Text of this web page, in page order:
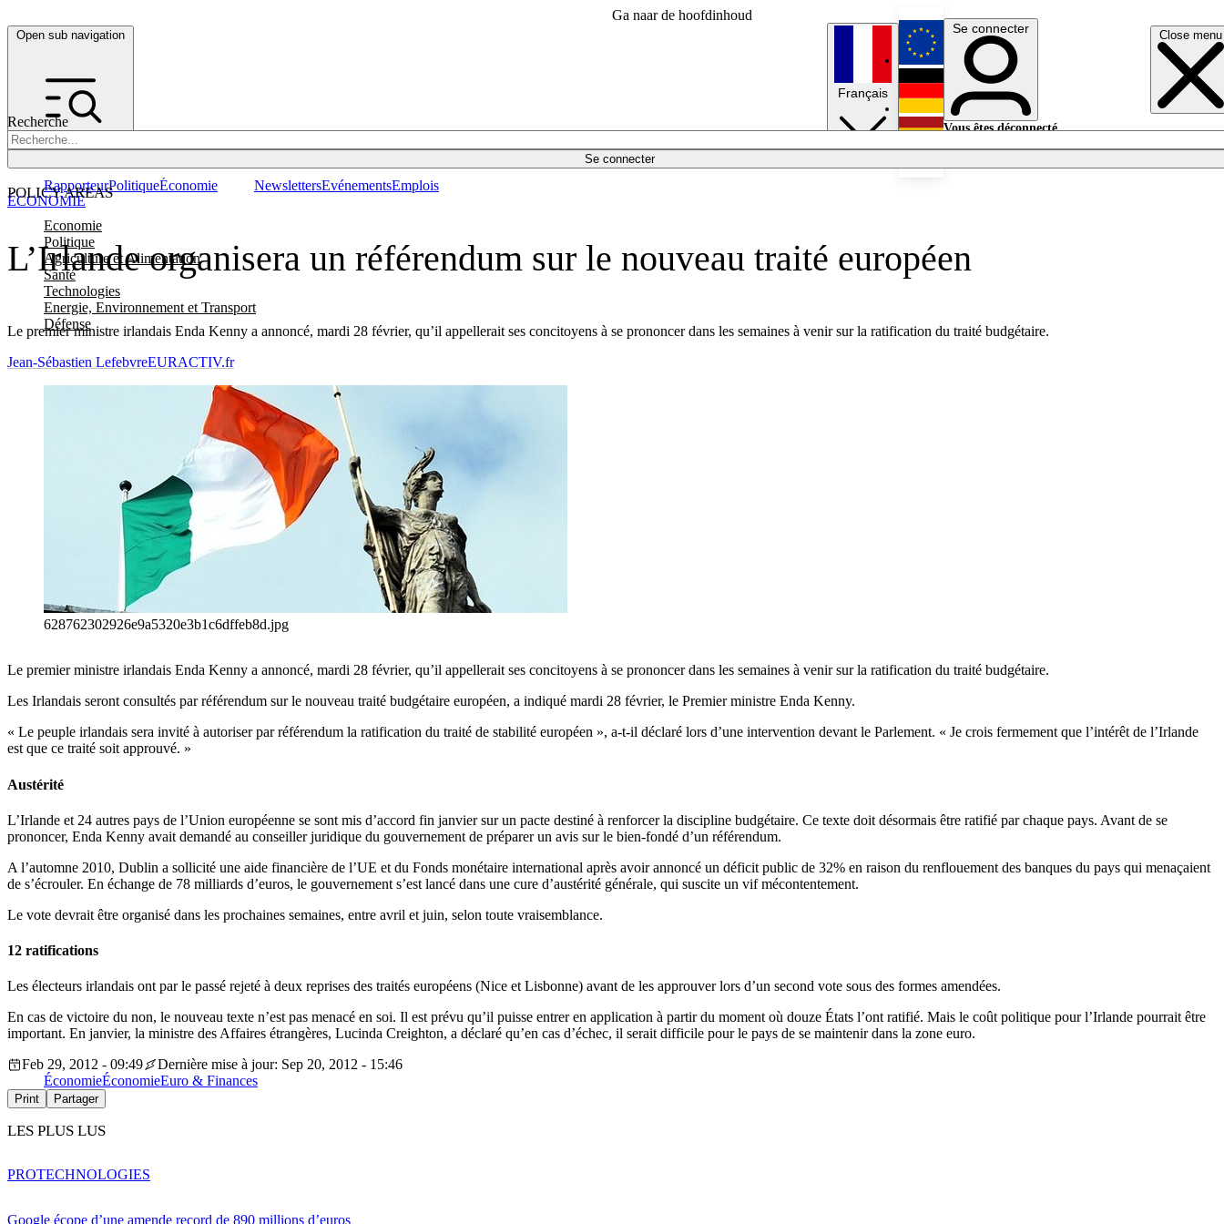
Ga naar de hoofdinhoud
Open sub navigation Close menu
Recherche
Se connecter
POLICY AREAS
Economie
Politique
Agriculture et Alimentation
Santé
Technologies
Energie, Environnement et Transport
Défense
RapporteurPolitiqueÉconomie NewslettersEvénementsEmplois
Français
English
Deutsch
Se connecter
Vous êtes déconnecté.
L’Irlande organisera un référendum sur le nouveau traité européen
Le premier ministre irlandais Enda Kenny a annoncé, mardi 28 février, qu’il appellerait ses concitoyens à se prononcer dans les semaines à venir sur la ratification du traité budgétaire.
ÉCONOMIE
Jean-Sébastien LefebvreEURACTIV.fr
628762302926e9a5320e3b1c6dffeb8d.jpg
Le premier ministre irlandais Enda Kenny a annoncé, mardi 28 février, qu’il appellerait ses concitoyens à se prononcer dans les semaines à venir sur la ratification du traité budgétaire.
Les Irlandais seront consultés par référendum sur le nouveau traité budgétaire européen, a indiqué mardi 28 février, le Premier ministre Enda Kenny.
« Le peuple irlandais sera invité à autoriser par référendum la ratification du traité de stabilité européen », a-t-il déclaré lors d’une intervention devant le Parlement. « Je crois fermement que l’intérêt de l’Irlande
est que ce traité soit approuvé. »
Austérité
L’Irlande et 24 autres pays de l’Union européenne se sont mis d’accord fin janvier sur un pacte destiné à renforcer la discipline budgétaire. Ce texte doit désormais être ratifié par chaque pays. Avant de se
prononcer, Enda Kenny avait demandé au conseiller juridique du gouvernement de préparer un avis sur le bien-fondé d’un référendum.
A l’automne 2010, Dublin a sollicité une aide financière de l’UE et du Fonds monétaire international après avoir annoncé un déficit public de 32% en raison du renflouement des banques du pays qui menaçaient
de s’écrouler. En échange de 78 milliards d’euros, le gouvernement s’est lancé dans une cure d’austérité générale, qui suscite un vif mécontentement.
Le vote devrait être organisé dans les prochaines semaines, entre avril et juin, selon toute vraisemblance.
12 ratifications
Les électeurs irlandais ont par le passé rejeté à deux reprises des traités européens (Nice et Lisbonne) avant de les approuver lors d’un second vote sous des formes amendées.
En cas de victoire du non, le nouveau texte n’est pas menacé en soi. Il est prévu qu’il puisse entrer en application à partir du moment où douze États l’ont ratifié. Mais le coût politique pour l’Irlande pourrait être
important. En janvier, la ministre des Affaires étrangères, Lucinda Creighton, a déclaré qu’en cas d’échec, il serait difficile pour le pays de se maintenir dans la zone euro.
Feb 29, 2012 - 09:49
Dernière mise à jour: Sep 20, 2012 - 15:46
ÉconomieÉconomieEuro & Finances
Print Partager
LES PLUS LUS
Google écope d’une amende record de 890 millions d’euros
PROTECHNOLOGIES